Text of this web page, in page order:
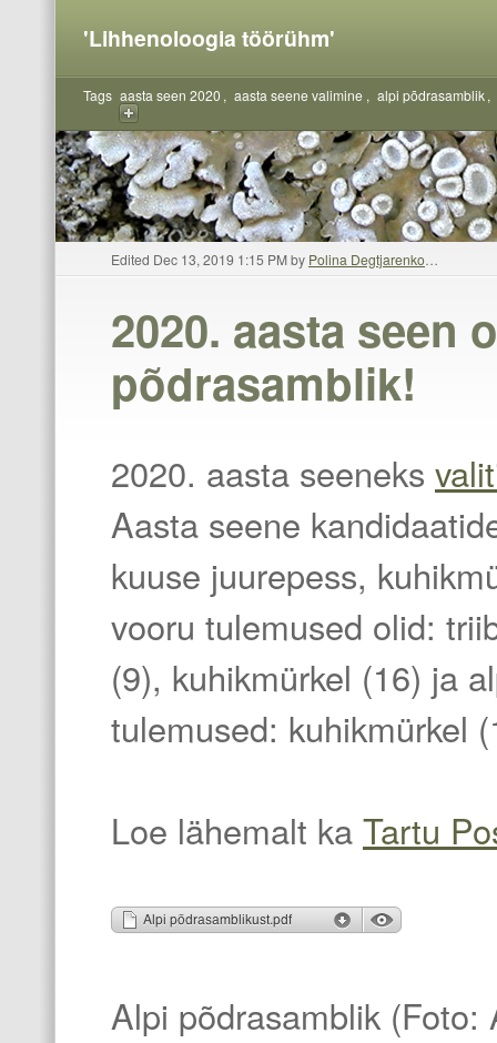
'Lihhenoloogia töörühm'
Tags aasta seen 2020 aasta seene valimine alpi põdrasamblik
Edited Dec 13, 2019 1:15 PM by Polina Degtjarenko …
2020. aasta seen
põdrasamblik!
2020. aasta seeneks
Aasta seene
kuuse juurepess,
vooru tulemused olid:
(9), kuhikmürkel (16) ja
tulemused: kuhikmürkel
Loe lähemalt ka Tartu
Alpi põdrasamblik (Foto: